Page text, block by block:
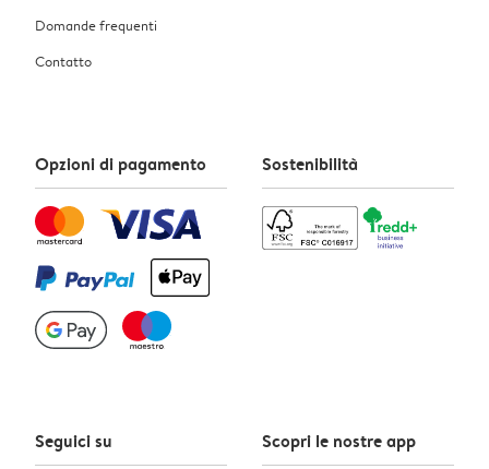
Domande frequenti
Contatto
Opzioni di pagamento Sostenibilità
Seguici su Scopri le nostre app